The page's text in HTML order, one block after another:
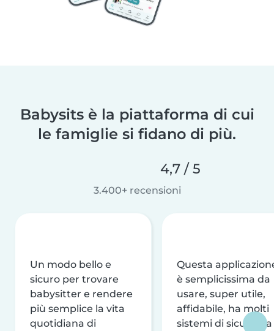
Babysits è la piattaforma di cui
le famiglie si fidano di più.
4,7 / 5
3.400+ recensioni
Un modo bello e
sicuro per trovare
babysitter e rendere
più semplice la vita
quotidiana di
Questa
è semplicissima da
usare, super utile,
affidabile, ha molti
sistemi di sicurezza